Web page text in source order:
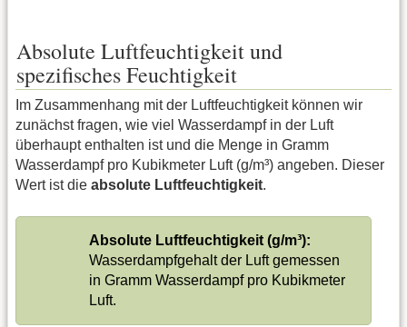
Absolute Luftfeuchtigkeit und
spezifisches Feuchtigkeit
Im Zusammenhang mit der Luftfeuchtigkeit können wir
zunächst fragen, wie viel Wasserdampf in der Luft
überhaupt enthalten ist und die Menge in Gramm
Wasserdampf pro Kubikmeter Luft (g/m³) angeben. Dieser
Wert ist die absolute Luftfeuchtigkeit.
Absolute Luftfeuchtigkeit (g/m³):
Wasserdampfgehalt der Luft gemessen
in Gramm Wasserdampf pro Kubikmeter
Luft.